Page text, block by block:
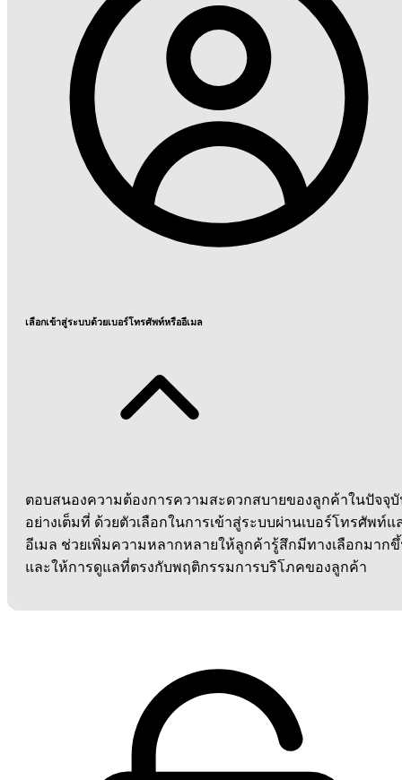
เลือกเข้าสู่ระบบด้วยเบอร์โทรศัพท์หรืออีเมล
ตอบสนองความต้องการความสะดวกสบายของลูกค้าในปัจจุ
อย่างเต็มที่ ด้วยตัวเลือกในการเข้าสู่ระบบผ่านเบอร์โทรศัพท์แ
อีเมล ช่วยเพิ่มความหลากหลายให้ลูกค้ารู้สึกมีทางเลือกมาก
และให้การดูแลที่ตรงกับพฤติกรรมการบริโภคของลูกค้า